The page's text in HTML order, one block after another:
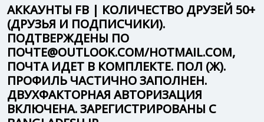
АККАУНТЫ FB | КОЛИЧЕСТВО ДРУЗЕЙ 50+
(ДРУЗЬЯ И ПОДПИСЧИКИ).
ПОДТВЕРЖДЕНЫ ПО
ПОЧТЕ@OUTLOOK.COM/HOTMAIL.COM,
ПОЧТА ИДЕТ В КОМПЛЕКТЕ. ПОЛ (Ж).
ПРОФИЛЬ ЧАСТИЧНО ЗАПОЛНЕН.
ДВУХФАКТОРНАЯ АВТОРИЗАЦИЯ
ВКЛЮЧЕНА. ЗАРЕГИСТРИРОВАНЫ С